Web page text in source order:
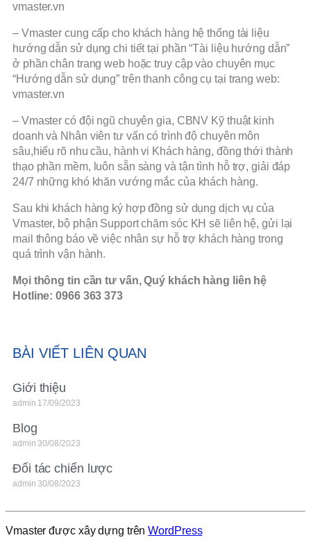
vmaster.vn
– Vmaster cung cấp cho khách hàng hệ thống tài liệu
hướng dẫn sử dụng chi tiết tại phần “Tài liệu hướng dẫn”
ở phần chân trang web hoặc truy cập vào chuyên mục
“Hướng dẫn sử dụng” trên thanh công cụ tại trang web:
vmaster.vn
– Vmaster có đội ngũ chuyên gia, CBNV Kỹ thuật kinh
doanh và Nhân viên tư vấn có trình độ chuyên môn
sâu,hiểu rõ nhu cầu, hành vi Khách hàng, đồng thới thành
thạo phần mềm, luôn sẵn sàng và tận tình hỗ trợ, giải đáp
24/7 những khó khăn vướng mắc của khách hàng.
Sau khi khách hàng ký hợp đồng sử dụng dịch vụ của
Vmaster, bộ phận Support chăm sóc KH sẽ liên hệ, gửi lại
mail thông báo về việc nhân sự hỗ trợ khách hàng trong
quá trình vận hành.
Mọi thông tin cần tư vấn, Quý khách hàng liên hệ
Hotline: 0966 363 373
BÀI VIẾT LIÊN QUAN
Giới thiệu
admin 17/09/2023
Blog
admin30/08/2023
Đối tác chiến lược
admin30/08/2023
Vmaster được xây dựng trênWordPress